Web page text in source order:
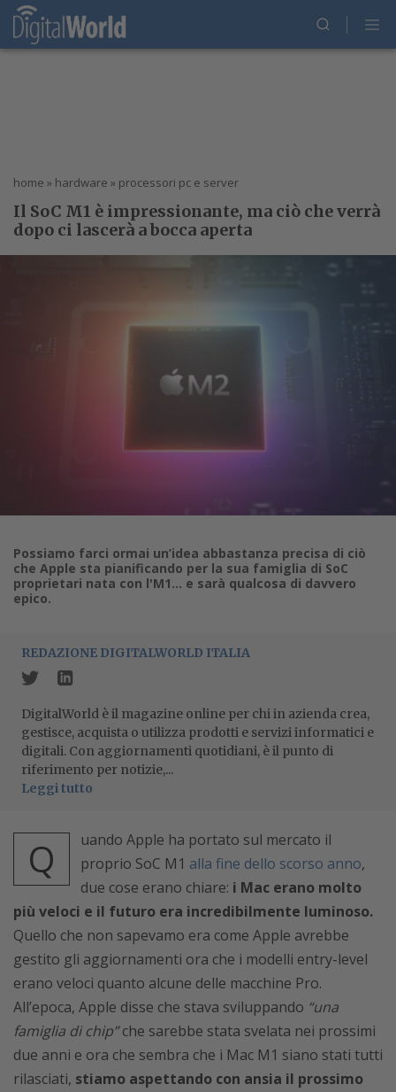
home » hardware » processori pc e server
Il SoC M1 è impressionante, ma ciò che verrà
dopo ci lascerà a bocca aperta
Possiamo farci ormai un’idea abbastanza precisa di ciò
che Apple sta pianificando per la sua famiglia di SoC
proprietari nata con l'M1… e sarà qualcosa di davvero
epico.
REDAZIONE DIGITALWORLD ITALIA
DigitalWorld è il magazine online per chi in azienda crea,
gestisce, acquista o utilizza prodotti e servizi informatici e
digitali. Con aggiornamenti quotidiani, è il punto di
riferimento per notizie,...
Leggi tutto
Q
uando Apple ha portato sul mercato il
proprio SoC M1 alla fine dello scorso anno,
due cose erano chiare: i Mac erano molto
più veloci e il futuro era incredibilmente luminoso.
Quello che non sapevamo era come Apple avrebbe
gestito gli aggiornamenti ora che i modelli entry-level
erano veloci quanto alcune delle macchine Pro.
All’epoca, Apple disse che stava sviluppando “una
famiglia di chip”che sarebbe stata svelata nei prossimi
due anni e ora che sembra che i Mac M1 siano stati tutti
rilasciati, stiamo aspettando con ansia il prossimo